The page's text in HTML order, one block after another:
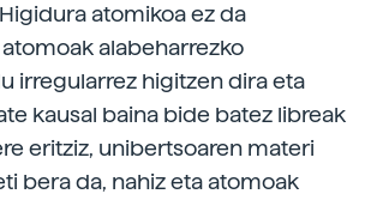
atomikoa ez da
alabeharrezko
irregularrez higitzen dira eta
kausal baina bide batez libreak
eritziz, unibertsoaren materi
bera da, nahiz eta atomoak